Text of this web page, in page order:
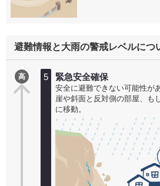
避難情報と大雨の警戒レベルにつ
高 5 緊急安全確保
安全に避難できない可能性が
崖や斜面と反対側の部屋、も
に移動。